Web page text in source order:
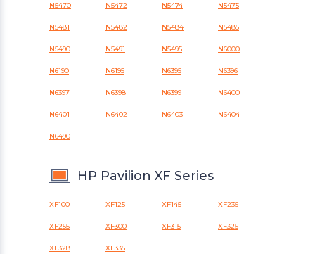
N5470 N5472 N5474 N5475
N5481 N5482 N5484 N5485
N5490 N5491 N5495 N6000
N6190 N6195 N6395 N6396
N6397 N6398 N6399 N6400
N6401 N6402 N6403 N6404
N6490
HP Pavilion XF Series
XF100 XF125 XF145 XF235
XF255 XF300 XF315 XF325
XF328 XF335